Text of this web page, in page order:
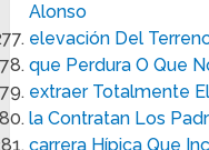
Alonso
elevación Del
que Perdura O Que
extraer Totalmente
la Contratan Los
carrera Hípica Que